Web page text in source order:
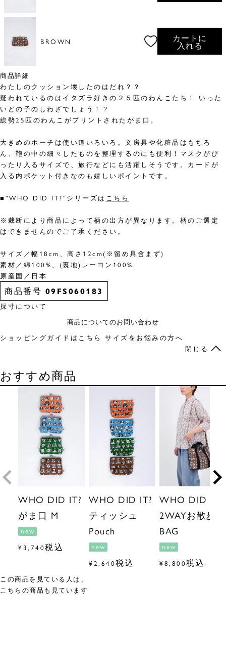
BROWN
カートに
入れる
商品詳細
わたしのクッション壊したのはだれ？？
疑われているのはイタズラ好きの２５匹のわんこたち！ いった
いどの子のしわざでしょう！？
総勢25匹のわんこがプリントされたがま口。
大きめのポーチは使い道いろいろ。文房具や化粧品はもちろ
ん、鞄の中の細々したものを整理するのにも便利！マスクがぴ
ったり入るサイズで、旅行などにも活躍しそうです。カードが
入る内ポケット付きなのも嬉しいポイントです。
■”WHO DID IT?”シリーズは こちら
※裁断により商品によって柄の出方が異なります。柄のご選定
はできませんのでご了承ください。
サイズ／幅18cm、高さ12cm(※留め具含まず)
素材／綿100%、(裏地)レーヨン100%
原産国／日本
商品番号 09FS060183
採寸について
商品についてのお問い合わせ
ショッピングガイドはこちら サイズをお悩みの方へ
閉じる
おすすめ商品
WHO DID IT?
がま口 M
new
¥ 3,740税込
WHO DID IT?
ティッシュ
Pouch
new
¥2,640税込
WHO DID IT?
2WAYお散歩
BAG
new
¥8,800税込
この商品を見ている人は、
こちらの商品も見ています